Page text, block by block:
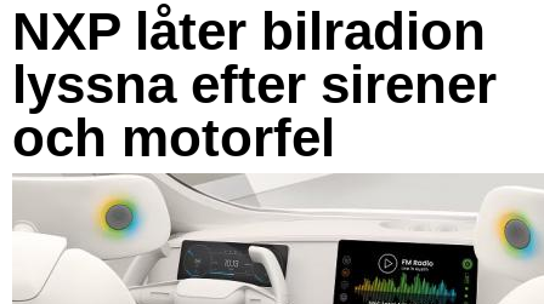
NXP låter bilradion
lyssna efter sirener
och motorfel